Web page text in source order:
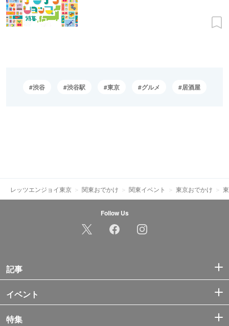
渋谷 渋谷駅 東京 グルメ 居酒屋
レッツエンジョイ東京 関東おでかけ 関東イベント 東京おでかけ
Follow Us
記事
イベント
特集